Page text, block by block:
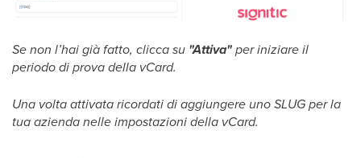
Se non l’hai già fatto, clicca su "Attiva"per iniziare il
periodo di prova della vCard.
Una volta attivata ricordati di aggiungere uno SLUG per la
tua azienda nelle impostazioni della vCard.